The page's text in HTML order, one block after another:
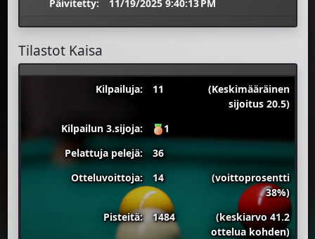
Päivitetty:
11/19/2025 9:40:13 PM
Tilastot Kaisa
Kilpailuja: 11
(Keskimääräinen
sijoitus 20.5)
Kilpailun 3.sijoja:
1
Pelattuja pelejä:
36
Otteluvoittoja:
14
(voittoprosentti
38%)
Pisteitä:
1484
(keskiarvo 41.2
ottelua kohden)